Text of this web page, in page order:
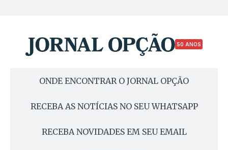
50 ANOS
ONDE ENCONTRAR O JORNAL OPÇÃO
RECEBA AS NOTÍCIAS NO SEU WHATSAPP
RECEBA NOVIDADES EM SEU EMAIL